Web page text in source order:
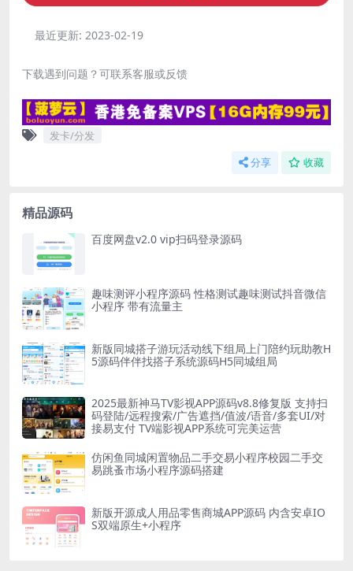
最近更新: 2023-02-19
下载遇到问题？可联系客服或反馈
发卡/分发
分享 收藏
精品源码
百度网盘v2.0 vip扫码登录源码
趣味测评小程序源码 性格测试趣味测试抖音微信
小程序 带有流量主
新版同城搭子游玩活动线下组局上门陪约玩助教H
5源码伴伴找搭子系统源码H5同城组局
2025最新神马TV影视APP源码v8.8修复版 支持扫
码登陆/远程搜索/广告遮挡/值波/语音/多套UI/对
接易支付 TV端影视APP系统可完美运营
仿闲鱼同城闲置物品二手交易小程序校园二手交
易跳蚤市场小程序源码搭建
新版开源成人用品零售商城APP源码 内含安卓IO
S双端原生+小程序